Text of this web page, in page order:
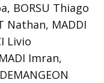
BORSU Thiago
Nathan, MADDI
Livio
Imran,